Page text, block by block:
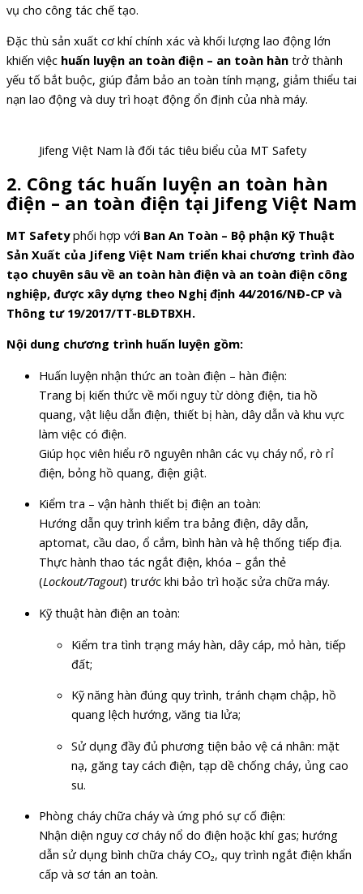
vụ cho công tác chế tạo.
Đặc thù sản xuất cơ khí chính xác và khối lượng lao động lớn
khiến việc huấn luyện an toàn điện – an toàn hàn trở thành
yếu tố bắt buộc, giúp đảm bảo an toàn tính mạng, giảm thiểu tai
nạn lao động và duy trì hoạt động ổn định của nhà máy.
Jifeng Việt Nam là đối tác tiêu biểu của MT Safety
2. Công tác huấn luyện an toàn hàn
điện – an toàn điện tại Jifeng Việt Nam
MT Safetyphối hợp với Ban An Toàn – Bộ phận Kỹ Thuật
Sản Xuất của Jifeng Việt Nam triển khai chương trình đào
tạo chuyên sâu về an toàn hàn điện và an toàn điện công
nghiệp, được xây dựng theo Nghị định 44/2016/NĐ-CP và
Thông tư 19/2017/TT-BLĐTBXH.
Nội dung chương trình huấn luyện gồm:
Huấn luyện nhận thức an toàn điện – hàn điện:
Trang bị kiến thức về mối nguy từ dòng điện, tia hồ
quang, vật liệu dẫn điện, thiết bị hàn, dây dẫn và khu vực
làm việc có điện.
Giúp học viên hiểu rõ nguyên nhân các vụ cháy nổ, rò rỉ
điện, bỏng hồ quang, điện giật.
Kiểm tra – vận hành thiết bị điện an toàn:
Hướng dẫn quy trình kiểm tra bảng điện, dây dẫn,
aptomat, cầu dao, ổ cắm, bình hàn và hệ thống tiếp địa.
Thực hành thao tác ngắt điện, khóa – gắn thẻ
(Lockout/Tagout) trước khi bảo trì hoặc sửa chữa máy.
Kỹ thuật hàn điện an toàn:
Kiểm tra tình trạng máy hàn, dây cáp, mỏ hàn, tiếp
đất;
Kỹ năng hàn đúng quy trình, tránh chạm chập, hồ
quang lệch hướng, văng tia lửa;
Sử dụng đầy đủ phương tiện bảo vệ cá nhân: mặt
nạ, găng tay cách điện, tạp dề chống cháy, ủng cao
su.
Phòng cháy chữa cháy và ứng phó sự cố điện:
Nhận diện nguy cơ cháy nổ do điện hoặc khí gas; hướng
dẫn sử dụng bình chữa cháy CO₂, quy trình ngắt điện khẩn
cấp và sơ tán an toàn.